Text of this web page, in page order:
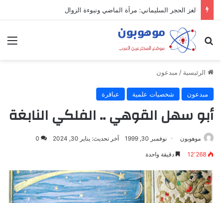
لغز الحجر السليماني: مرآة الماضي ونبوءة الزوال
بحث عن
الرئيسية / مبدعون
مبدعون شخصيات علمية عباقرة
أبو سهل القوهي .. الفلكي النابغة
موهوبون نوفمبر 30, 1999 آخر تحديث: يناير 30, 2024 0
12٬268 دقيقة واحدة